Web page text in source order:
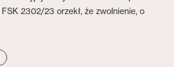
2302/23 orzekł, że zwolnienie, o